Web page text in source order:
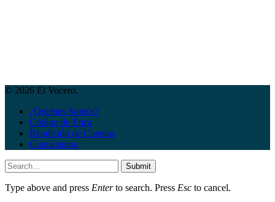
© 2026 El Vocero.
¿Quiénes Somos?
Código de Ética
Rendición de Cuentas
Contáctanos
Submit
Type above and press Enterto search. Press Esc to cancel.